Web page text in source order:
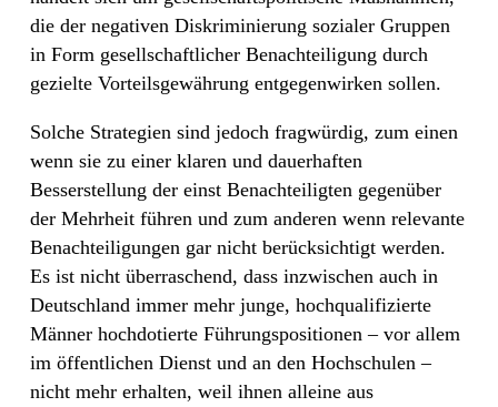
die der negativen Diskriminierung sozialer Gruppen
in Form gesellschaftlicher Benachteiligung durch
gezielte Vorteilsgewährung entgegenwirken sollen.
Solche Strategien sind jedoch fragwürdig, zum einen
wenn sie zu einer klaren und dauerhaften
Besserstellung der einst Benachteiligten gegenüber
der Mehrheit führen und zum anderen wenn relevante
Benachteiligungen gar nicht berücksichtigt werden.
Es ist nicht überraschend, dass inzwischen auch in
Deutschland immer mehr junge, hochqualifizierte
Männer hochdotierte Führungspositionen – vor allem
im öffentlichen Dienst und an den Hochschulen –
nicht mehr erhalten, weil ihnen alleine aus